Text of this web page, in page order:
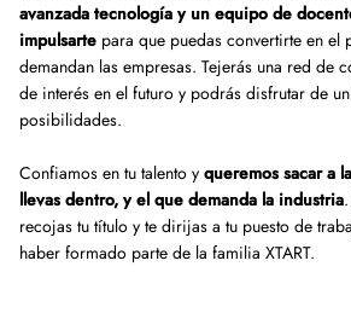
avanzada tecnología y un equipo de
impulsarte para que puedas convertirte en el
demandan las empresas. Tejerás una red de
de interés en el futuro y podrás disfrutar de
posibilidades.
Confiamos en tu talento y queremos sacar a
llevas dentro, y el que demanda la industria
recojas tu título y te dirijas a tu puesto de
haber formado parte de la familia XTART.